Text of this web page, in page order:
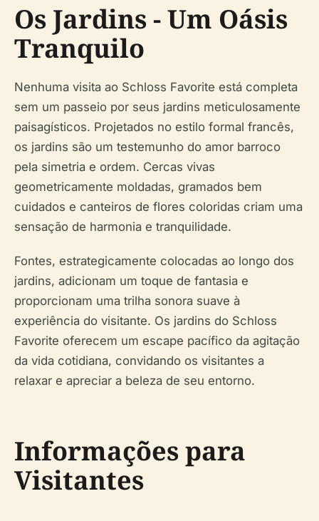
Os Jardins - Um Oásis
Tranquilo
Nenhuma visita ao Schloss Favorite está completa
sem um passeio por seus jardins meticulosamente
paisagísticos. Projetados no estilo formal francês,
os jardins são um testemunho do amor barroco
pela simetria e ordem. Cercas vivas
geometricamente moldadas, gramados bem
cuidados e canteiros de flores coloridas criam uma
sensação de harmonia e tranquilidade.
Fontes, estrategicamente colocadas ao longo dos
jardins, adicionam um toque de fantasia e
proporcionam uma trilha sonora suave à
experiência do visitante. Os jardins do Schloss
Favorite oferecem um escape pacífico da agitação
da vida cotidiana, convidando os visitantes a
relaxar e apreciar a beleza de seu entorno.
Informações para
Visitantes